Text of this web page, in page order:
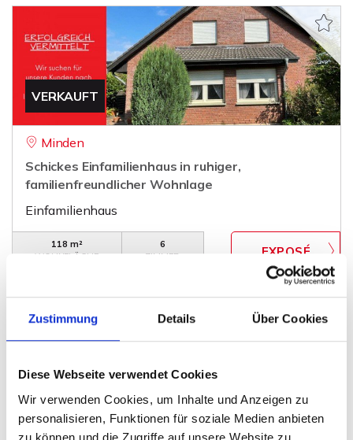
Zustimmung Details Über Cookies
Diese Webseite verwendet Cookies
Wir verwenden Cookies, um Inhalte und Anzeigen zu
personalisieren, Funktionen für soziale Medien anbieten
zu können und die Zugriffe auf unsere Website zu
VERKAUFT
Minden
Schickes Einfamilienhaus in ruhiger,
familienfreundlicher Wohnlage
Einfamilienhaus
118 m²
WOHNFLÄCHE
6
ZIMMER
189.000,- €